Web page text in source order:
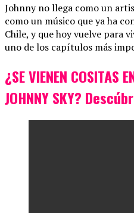
Johnny no llega como un
como un músico que ya ha
Chile, y que hoy vuelve para
uno de los capítulos más
¿SE VIENEN COSITAS
JOHNNY SKY?